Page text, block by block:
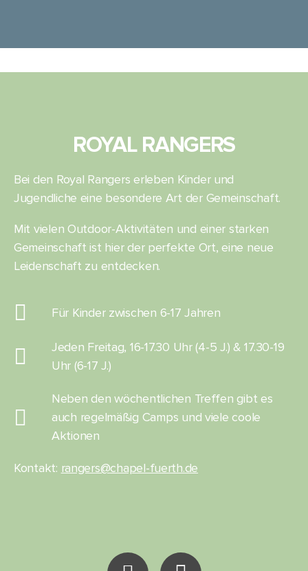
ROYAL RANGERS
Bei den Royal Rangers erleben Kinder und
Jugendliche eine besondere Art der Gemeinschaft.
Mit vielen Outdoor-Aktivitäten und einer starken
Gemeinschaft ist hier der perfekte Ort, eine neue
Leidenschaft zu entdecken.
Für Kinder zwischen 6-17 Jahren
Jeden Freitag, 16-17.30 Uhr (4-5 J.) & 17.30-19
Uhr (6-17 J.)
Neben den wöchentlichen Treffen gibt es
auch regelmäßig Camps und viele coole
Aktionen
Kontakt: rangers@chapel-fuerth.de